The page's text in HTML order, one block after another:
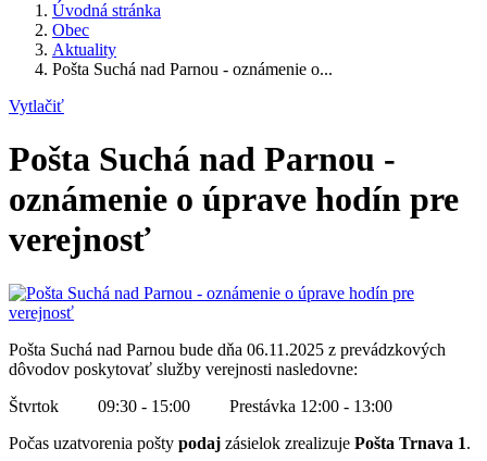
Úvodná stránka
Obec
Aktuality
Pošta Suchá nad Parnou - oznámenie o...
Vytlačiť
Pošta Suchá nad Parnou -
oznámenie o úprave hodín pre
verejnosť
Pošta Suchá nad Parnou bude dňa 06.11.2025 z prevádzkových
dôvodov poskytovať služby verejnosti nasledovne:
Štvrtok 09:30 - 15:00 Prestávka 12:00 - 13:00
Počas uzatvorenia pošty podaj zásielok zrealizuje Pošta Trnava 1.